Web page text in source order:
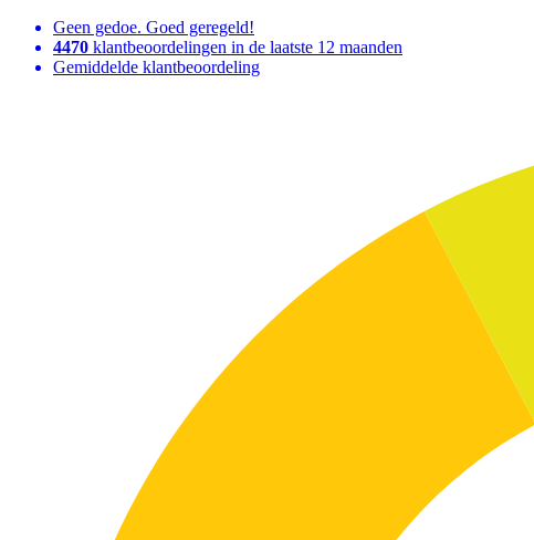
Geen gedoe. Goed geregeld!
4470 klantbeoordelingen in de laatste 12 maanden
Gemiddelde klantbeoordeling